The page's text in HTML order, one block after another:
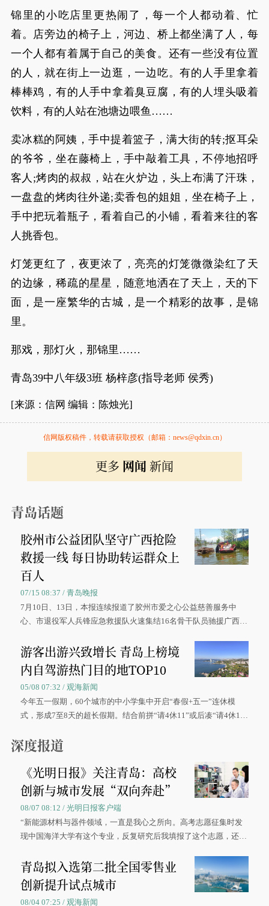
锦里的小吃店里更热闹了，每一个人都动着、忙
着。店旁边的椅子上，河边、桥上都坐满了人，每
一个人都有着属于自己的美食。还有一些没有位置
的人，就在街上一边逛，一边吃。有的人手里拿着
棒棒鸡，有的人手中拿着臭豆腐，有的人埋头吸着
饮料，有的人站在池塘边喂鱼……
卖冰糕的阿姨，手中提着篮子，满大街的转;抠耳朵
的爷爷，坐在藤椅上，手中敲着工具，不停地招呼
客人;烤肉的叔叔，站在火炉边，头上布满了汗珠，
一盘盘的烤肉往外递;卖香包的姐姐，坐在椅子上，
手中把玩着瓶子，看着自己的小铺，看着来往的客
人挑香包。
灯笼更红了，夜更浓了，亮亮的灯笼微微染红了天
的边缘，稀疏的星星，随意地洒在了天上，天的下
面，是一座繁华的古城，是一个精彩的故事，是锦
里。
那戏，那灯火，那锦里……
青岛39中八年级3班 杨梓彦(指导老师 侯秀)
[来源：信网 编辑：陈烛光]
信网版权稿件，转载请获取授权（邮箱：news@qdxin.cn）
更多 网闻 新闻
青岛话题
胶州市公益团队坚守广西抢险
救援一线 每日协助转运群众上
百人
07/15 08:37 / 青岛晚报
7月10日、13日，本报连续报道了胶州市爱之心公益慈善服务中
心、市退役军人兵锋应急救援队火速集结16名骨干队员驰援广西灾
游客出游兴致增长 青岛上榜境
内自驾游热门目的地TOP10
05/08 07:32 / 观海新闻
今年五一假期，60个城市的中小学集中开启“春假+五一”连休模
式，形成7至8天的超长假期。结合前拼“请4休11”或后凑“请4休1
深度报道
《光明日报》关注青岛：高校
创新与城市发展“双向奔赴”
08/07 08:12 / 光明日报客户端
“新能源材料与器件领域，一直是我心之所向。高考志愿征集时发
现中国海洋大学有这个专业，反复研究后我填报了这个志愿，还真
大学材料科学与工程学院材料类专业的录取通知书。
青岛拟入选第二批全国零售业
创新提升试点城市
08/04 07:25 / 观海新闻